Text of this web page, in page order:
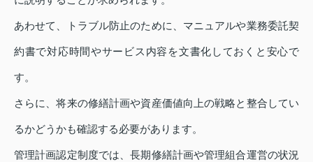
あわせて、トラブル防止のために、マニュアルや業務委託契
約書で対応時間やサービス内容を文書化しておくと安心で
す。
さらに、将来の修繕計画や資産価値向上の戦略と整合してい
るかどうかも確認する必要があります。
管理計画認定制度では、長期修繕計画や管理組合運営の状況